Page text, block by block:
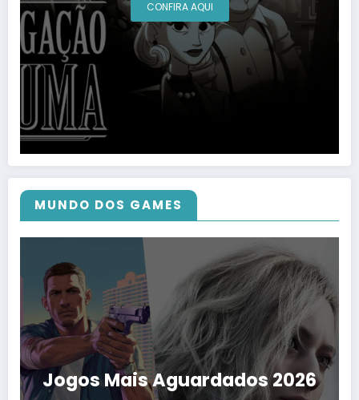
CONFIRA AQUI
MUNDO DOS GAMES
Jogos Mais Aguardados 2026